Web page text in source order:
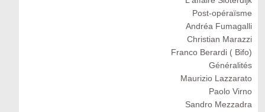
Post-opéraïsme
Andréa Fumagalli
Christian Marazzi
Franco Berardi ( Bifo)
Généralités
Maurizio Lazzarato
Paolo Virno
Sandro Mezzadra